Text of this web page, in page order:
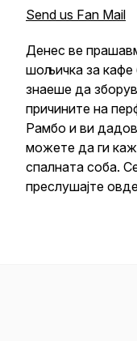
Send us Fan Mail
Денес ве
шољичка за кафе
знаеше да
причините на
Рамбо и ви
можете да ги
спалната соба.
преслушајте